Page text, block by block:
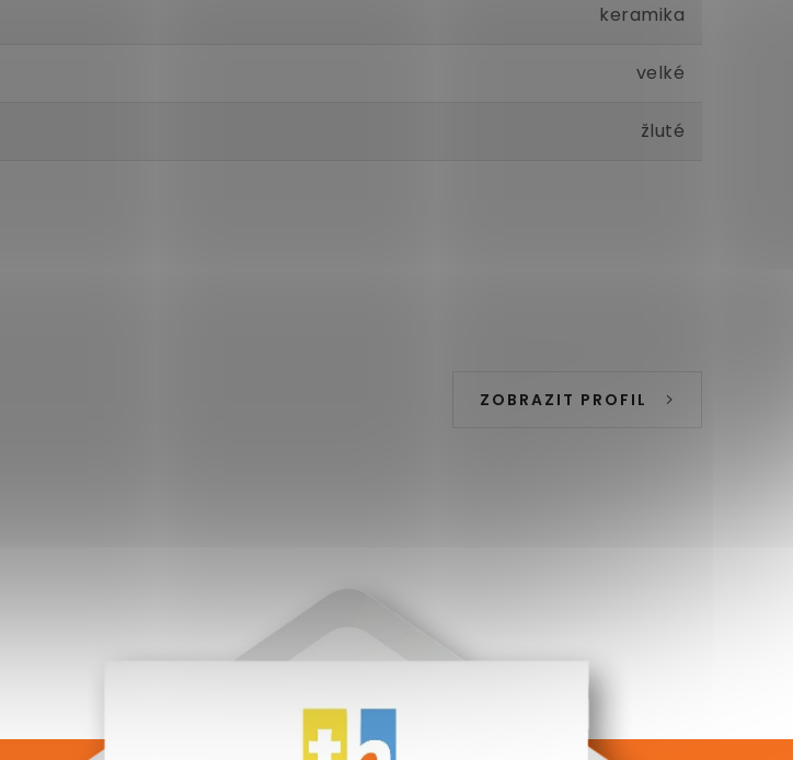
keramika
velké
žluté
ZOBRAZIT PROFIL